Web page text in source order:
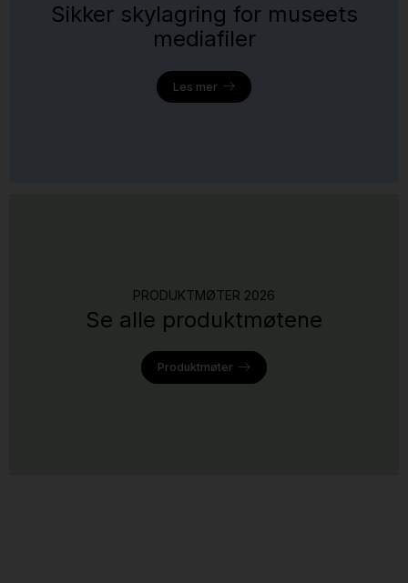
Sikker skylagring for museets
mediafiler
Les mer
PRODUKTMØTER 2026
Se alle produktmøtene
Produktmøter